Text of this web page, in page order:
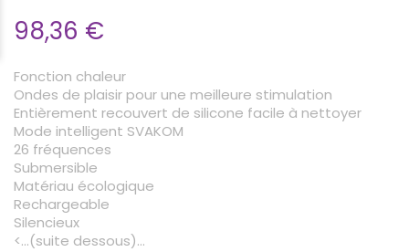
98,36 €
Fonction chaleur
Ondes de plaisir pour une meilleure stimulation
Entièrement recouvert de silicone facile à nettoyer
Mode intelligent SVAKOM
26 fréquences
Submersible
Matériau écologique
Rechargeable
Silencieux
<...(suite dessous)...